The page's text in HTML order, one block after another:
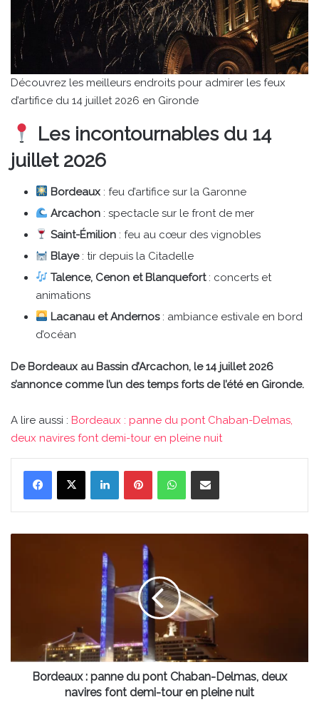
Découvrez les meilleurs endroits pour admirer les feux
d’artifice du 14 juillet 2026 en Gironde
Les incontournables du 14
juillet 2026
Bordeaux : feu d’artifice sur la Garonne
Arcachon : spectacle sur le front de mer
Saint-Émilion : feu au cœur des vignobles
Blaye: tir depuis la Citadelle
Talence, Cenon et Blanquefort: concerts et
animations
Lacanau et Andernos: ambiance estivale en bord
d’océan
De Bordeaux au Bassin d’Arcachon, le 14 juillet 2026
s’annonce comme l’un des temps forts de l’été en Gironde.
A lire aussi : Bordeaux : panne du pont Chaban-Delmas,
deux navires font demi-tour en pleine nuit
LinkedinPinterestWhatsAppPartager par email
navires
Bordeaux : panne du pont Chaban-Delmas, deux
navires font demi-tour en pleine nuit